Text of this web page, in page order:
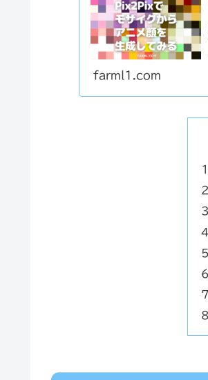
farml1.com